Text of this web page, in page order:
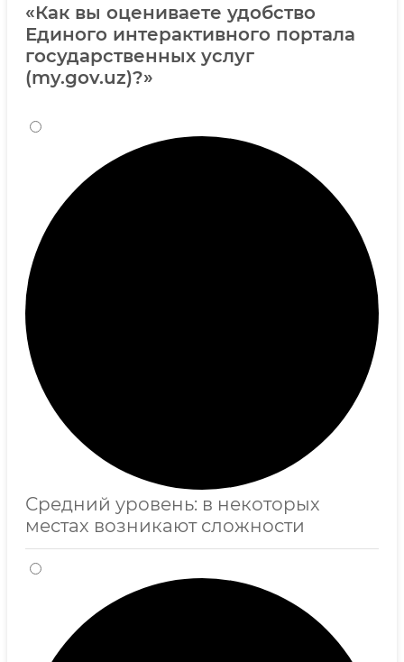
«Как вы оцениваете удобство
Единого интерактивного портала
государственных услуг
(my.gov.uz)?»
Средний уровень: в некоторых
местах возникают сложности